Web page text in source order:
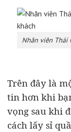
Nhân viên Thái
Trên đây là
tin hơn khi
vọng sau khi
cách lấy sỉ